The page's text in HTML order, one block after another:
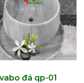
đá qp-01